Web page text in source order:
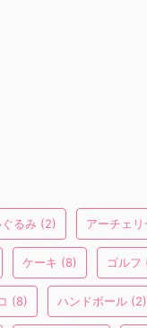
るみ (2) アーチェリ
ケーキ (8) ゴルフ
(8) ハンドボール (2)